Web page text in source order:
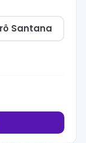
Santana